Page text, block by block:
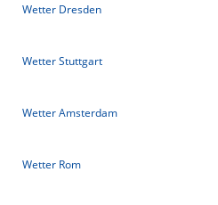
Wetter Dresden
Wetter Stuttgart
Wetter Amsterdam
Wetter Rom